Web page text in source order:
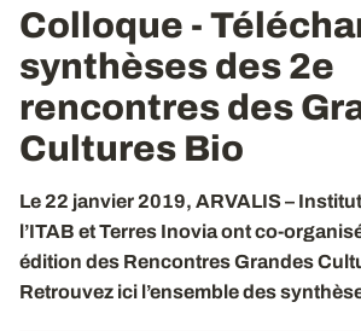
Colloque -
synthèses des 2e
rencontres des
Cultures Bio
Le 22 janvier 2019, ARVALIS –
l’ITAB et Terres Inovia ont co-
édition des Rencontres Grandes
Retrouvez ici l’ensemble des